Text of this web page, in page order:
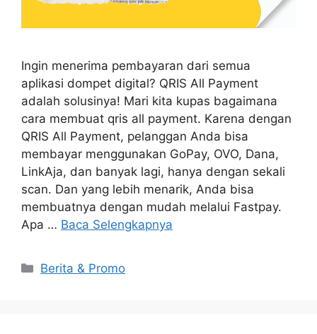
Ingin menerima pembayaran dari semua
aplikasi dompet digital? QRIS All Payment
adalah solusinya! Mari kita kupas bagaimana
cara membuat qris all payment. Karena dengan
QRIS All Payment, pelanggan Anda bisa
membayar menggunakan GoPay, OVO, Dana,
LinkAja, dan banyak lagi, hanya dengan sekali
scan. Dan yang lebih menarik, Anda bisa
membuatnya dengan mudah melalui Fastpay.
Apa … Baca Selengkapnya
Berita & Promo